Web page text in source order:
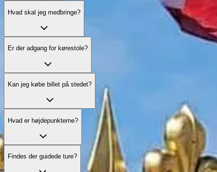
Hvad skal jeg medbringe?
Er der adgang for kørestole?
Kan jeg købe billet på stedet?
Hvad er højdepunkterne?
Findes der guidede ture?